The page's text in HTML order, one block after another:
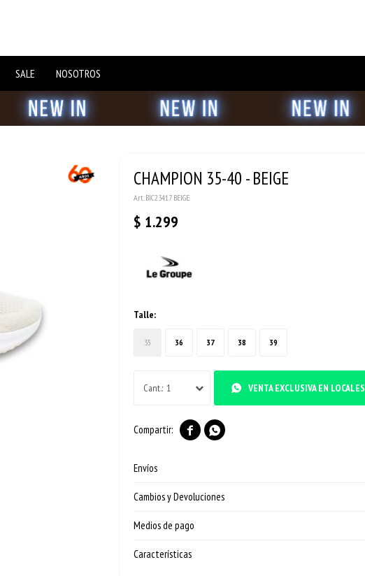
SALE NOSOTROS
CHAMPION 35-40 - BEIGE
BIC23417 BEIGE
$ 1.299
Talle:
35 36 37 38 39
1 VENTA EXCLUSIVA EN LOCALES
 
Envíos
Cambios y Devoluciones
Medios de pago
Características